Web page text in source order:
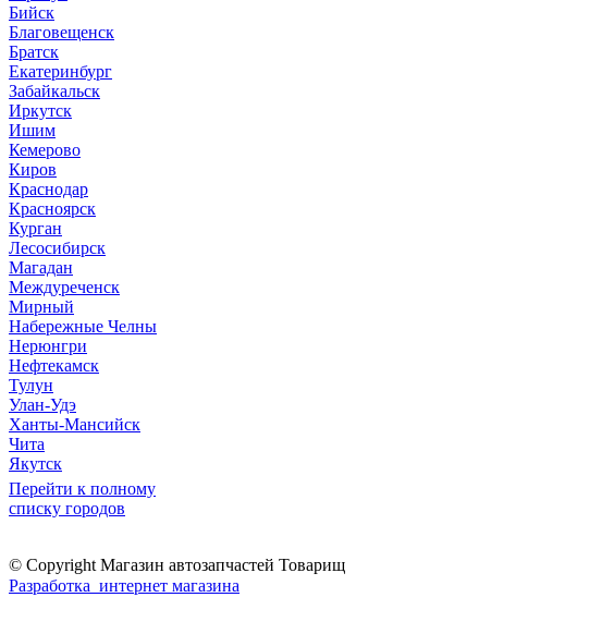
Бийск
Благовещенск
Братск
Екатеринбург
Забайкальск
Иркутск
Ишим
Кемерово
Киров
Краснодар
Красноярск
Курган
Лесосибирск
Магадан
Междуреченск
Мирный
Набережные Челны
Нерюнгри
Нефтекамск
Тулун
Улан-Удэ
Ханты-Мансийск
Чита
Якутск
Перейти к полному
списку городов
© Copyright Магазин автозапчастей Товарищ
Разработка интернет магазина